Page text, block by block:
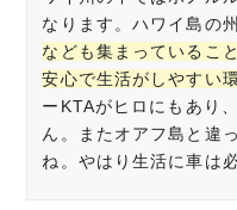
なります。ハワイ島の
なども集まっているこ
安心で生活がしやすい
ーKTAがヒロにもあり
ん。またオアフ島と違
ね。やはり生活に車は